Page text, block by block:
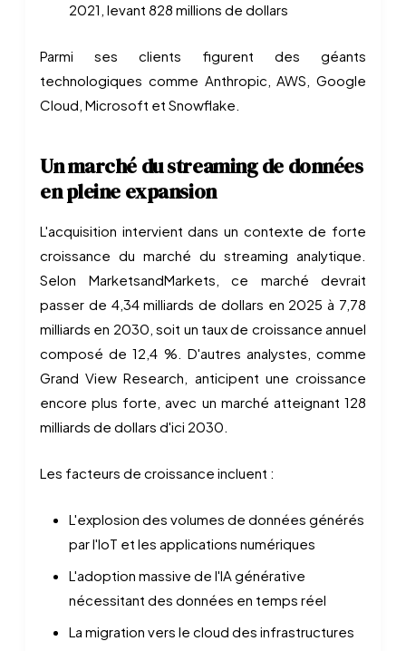
2021, levant 828 millions de dollars
Parmi ses clients figurent des géants
technologiques comme Anthropic, AWS, Google
Cloud, Microsoft et Snowflake.
Un marché du streaming de données
en pleine expansion
L'acquisition intervient dans un contexte de forte
croissance du marché du streaming analytique.
Selon MarketsandMarkets, ce marché devrait
passer de 4,34 milliards de dollars en 2025 à 7,78
milliards en 2030, soit un taux de croissance annuel
composé de 12,4 %. D'autres analystes, comme
Grand View Research, anticipent une croissance
encore plus forte, avec un marché atteignant 128
milliards de dollars d'ici 2030.
Les facteurs de croissance incluent :
L'explosion des volumes de données générés
par l'IoT et les applications numériques
L'adoption massive de l'IA générative
nécessitant des données en temps réel
La migration vers le cloud des infrastructures